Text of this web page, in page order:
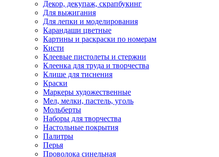
Декор, декупаж, скрапбукинг
Для выжигания
Для лепки и моделирования
Карандаши цветные
Картины и раскраски по номерам
Кисти
Клеевые пистолеты и стержни
Клеенка для труда и творчества
Клише для тиснения
Краски
Маркеры художественные
Мел, мелки, пастель, уголь
Мольберты
Наборы для творчества
Настольные покрытия
Палитры
Перья
Проволока синельная